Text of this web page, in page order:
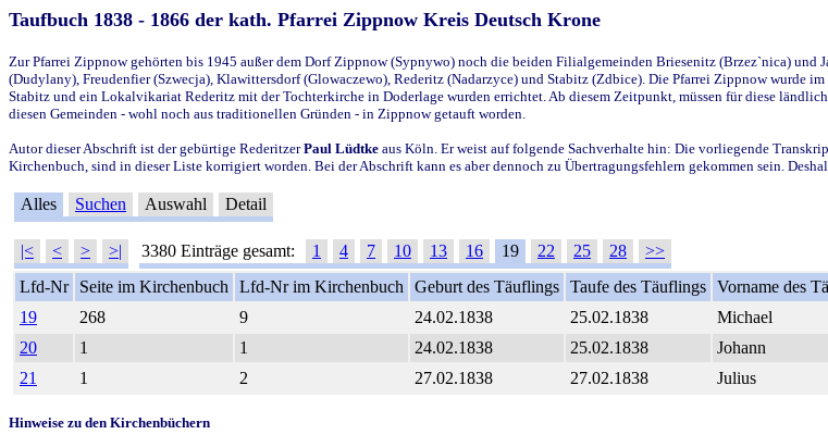
Taufbuch 1838 - 1866 der kath. Pfarrei Zippnow Kreis Deutsch Krone
Zur Pfarrei Zippnow gehörten bis 1945 außer dem Dorf Zippnow (Sypnywo) noch die beiden Filialgemeinden Briesenitz (Brzez`nica) und
(Dudylany), Freudenfier (Szwecja), Klawittersdorf (Glowaczewo), Rederitz (Nadarzyce) und Stabitz (Zdbice). Die Pfarrei Zippnow wurde
Stabitz und ein Lokalvikariat Rederitz mit der Tochterkirche in Doderlage wurden errichtet. Ab diesem Zeitpunkt, müssen für diese
diesen Gemeinden - wohl noch aus traditionellen Gründen - in Zippnow getauft worden.
Autor dieser Abschrift ist der gebürtige RederitzerPaul Lüdtke aus Köln. Er weist auf folgende Sachverhalte hin: Die vorliegende
Kirchenbuch, sind in dieser Liste korrigiert worden. Bei der Abschrift kann es aber dennoch zu Übertragungsfehlern gekommen sein.
Alles Suchen Auswahl Detail
|< < > >| 3380 Einträge gesamt: 1 4 7 10 13 16 19 22 25 28
>>
Lfd-Nr
Seite im Kirchenbuch Lfd-Nr im Kirchenbuch Geburt des Täuflings Taufe des Täuflings Vorname des
19
268 9 24.02.1838 25.02.1838 Michael
20
1 1 24.02.1838 25.02.1838 Johann
21
1 2 27.02.1838 27.02.1838 Julius
Hinweise zu den Kirchenbüchern